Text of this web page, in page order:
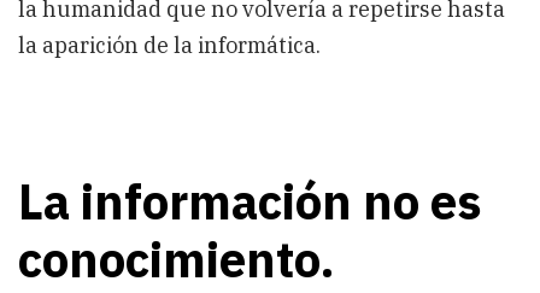
la humanidad que no volvería a repetirse hasta
la aparición de la informática.
La información no es
conocimiento.